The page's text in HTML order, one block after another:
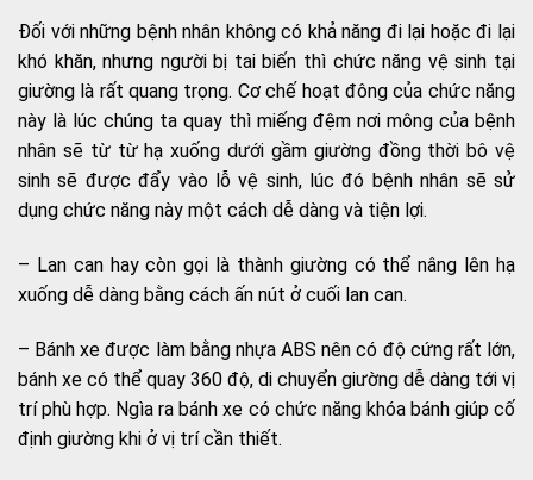
Đối với những bệnh nhân không có khả năng đi lại hoặc đi lại
khó khăn, nhưng người bị tai biến thì chức năng vệ sinh tại
giường là rất quang trọng. Cơ chế hoạt đông của chức năng
này là lúc chúng ta quay thì miếng đệm nơi mông của bệnh
nhân sẽ từ từ hạ xuống dưới gầm giường đồng thời bô vệ
sinh sẽ được đẩy vào lỗ vệ sinh, lúc đó bệnh nhân sẽ sử
dụng chức năng này một cách dễ dàng và tiện lợi.
– Lan can hay còn gọi là thành giường có thể nâng lên hạ
xuống dễ dàng bằng cách ấn nút ở cuối lan can.
– Bánh xe được làm bằng nhựa ABS nên có độ cứng rất lớn,
bánh xe có thể quay 360 độ, di chuyển giường dễ dàng tới vị
trí phù hợp. Ngìa ra bánh xe có chức năng khóa bánh giúp cố
định giường khi ở vị trí cần thiết.